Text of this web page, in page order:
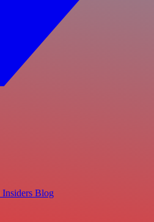
Insiders Blog